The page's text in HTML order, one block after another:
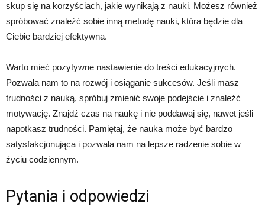
skup się na korzyściach, jakie wynikają z nauki. Możesz również
spróbować znaleźć sobie inną metodę nauki, która będzie dla
Ciebie bardziej efektywna.
Warto mieć pozytywne nastawienie do treści edukacyjnych.
Pozwala nam to na rozwój i osiąganie sukcesów. Jeśli masz
trudności z nauką, spróbuj zmienić swoje podejście i znaleźć
motywację. Znajdź czas na naukę i nie poddawaj się, nawet jeśli
napotkasz trudności. Pamiętaj, że nauka może być bardzo
satysfakcjonująca i pozwala nam na lepsze radzenie sobie w
życiu codziennym.
Pytania i odpowiedzi